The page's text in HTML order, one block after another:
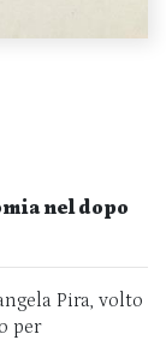
nel dopo
Pira, volto
per